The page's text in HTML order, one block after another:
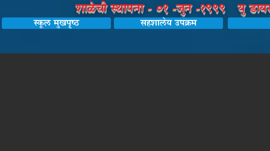
शाळेची स्थापना - 01 -जुन -1999 यु
स्कूल मुखपृष्ठ सहशालेय उपक्रम